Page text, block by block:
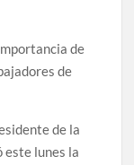
de
de
de la
este lunes la